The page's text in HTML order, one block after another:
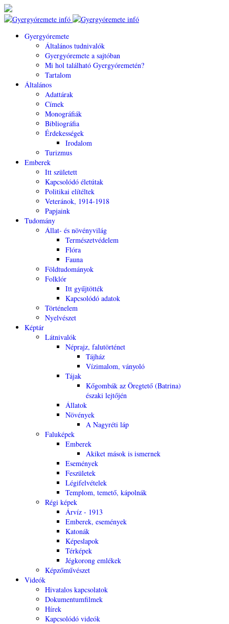
Gyergyóremete
Általános tudnivalók
Gyergyóremete a sajtóban
Mi hol található Gyergyóremetén?
Tartalom
Általános
Adattárak
Címek
Monográfiák
Bibliográfia
Érdekességek
Irodalom
Turizmus
Emberek
Itt született
Kapcsolódó életútak
Politikai elítéltek
Veteránok, 1914-1918
Papjaink
Tudomány
Állat- és növényvilág
Természetvédelem
Flóra
Fauna
Földtudományok
Folklór
Itt gyűjtötték
Kapcsolódó adatok
Történelem
Nyelvészet
Képtár
Látnivalók
Néprajz, falutörténet
Tájház
Vízimalom, ványoló
Tájak
Kőgombák az Öregtető (Batrina)
északi lejtőjén
Állatok
Növények
A Nagyréti láp
Faluképek
Emberek
Akiket mások is ismernek
Események
Feszületek
Légifelvételek
Templom, temető, kápolnák
Régi képek
Árvíz - 1913
Emberek, események
Katonák
Képeslapok
Térképek
Jégkorong emlékek
Képzőművészet
Videók
Hivatalos kapcsolatok
Dokumentumfilmek
Hírek
Kapcsolódó videók